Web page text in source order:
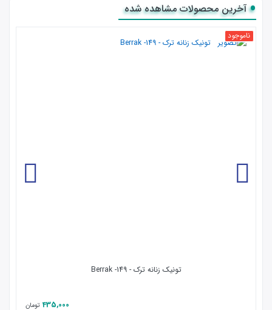
آخرین محصولات مشاهده شده
ناموجود
تونیک زنانه ترک - 149- Berrak
435,000 تومان